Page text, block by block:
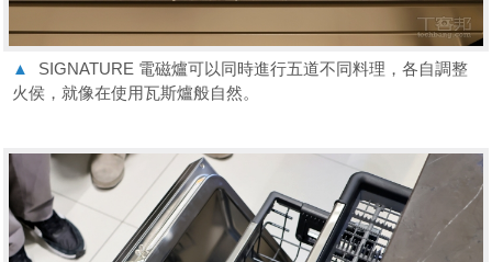
▲
SIGNATURE 電磁爐可以同時進行五道不同料理，各自調整
火侯，就像在使用瓦斯爐般自然。